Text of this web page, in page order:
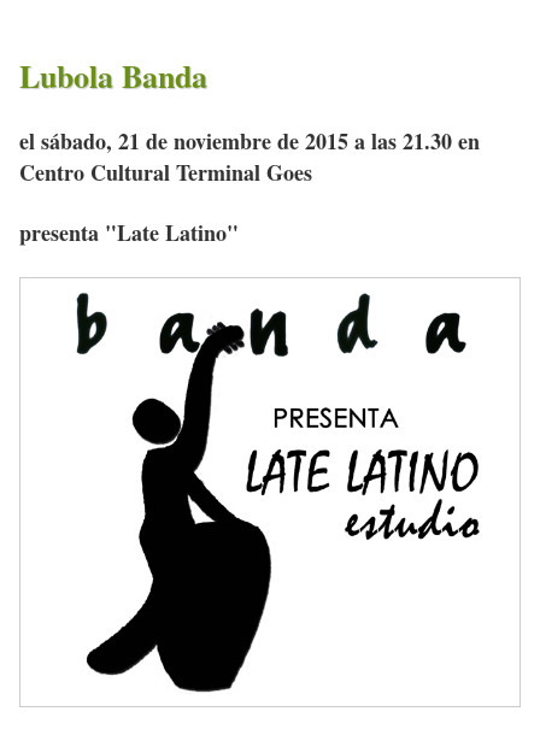
Lubola Banda
el sábado, 21 de noviembre de 2015 a las 21.30 en
Centro Cultural Terminal Goes
presenta "Late Latino"